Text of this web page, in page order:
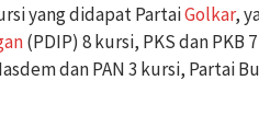
yang didapat PartaiGolkar,
(PDIP) 8 kursi, PKS dan PKB
dan PAN 3 kursi, Partai